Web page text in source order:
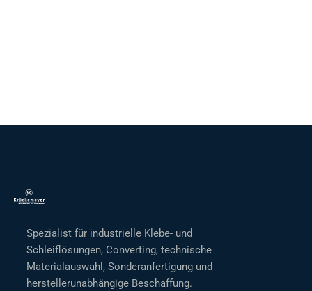
Spezialist für industrielle Klebe- und
Schleiflösungen, Converting, technische
Materialauswahl, Sonderanfertigung und
herstellerunabhängige Beschaffung.